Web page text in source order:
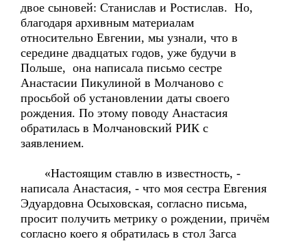
двое сыновей: Станислав и Ростислав. Но,
благодаря архивным материалам
относительно Евгении, мы узнали, что в
середине двадцатых годов, уже будучи в
Польше, она написала письмо сестре
Анастасии Пикулиной в Молчаново с
просьбой об установлении даты своего
рождения. По этому поводу Анастасия
обратилась в Молчановский РИК с
заявлением.
«Настоящим ставлю в известность, -
написала Анастасия, - что моя сестра Евгения
Эдуардовна Осыховская, согласно письма,
просит получить метрику о рождении, причём
согласно коего я обратилась в стол Загса